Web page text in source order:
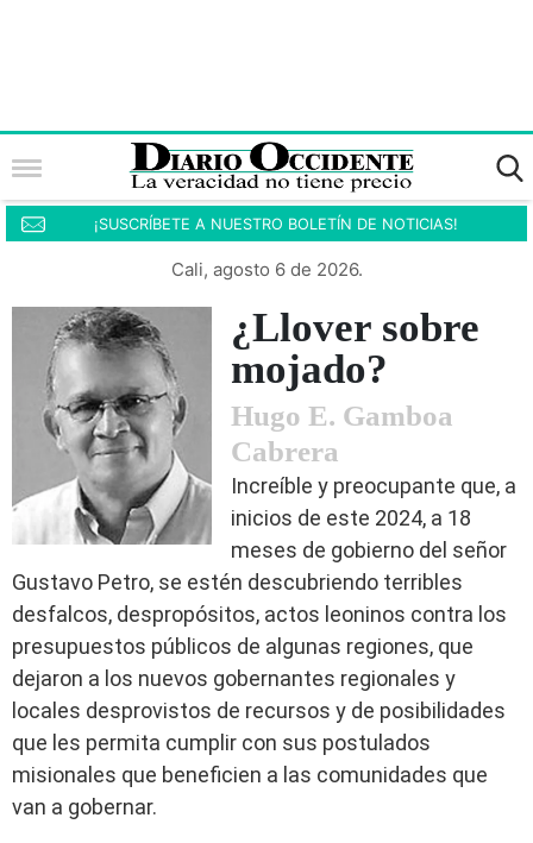
¡SUSCRÍBETE A NUESTRO BOLETÍN DE NOTICIAS!
Cali, agosto 6 de 2026.
¿Llover sobre
mojado?
Hugo E. Gamboa
Cabrera
Increíble y preocupante que, a
inicios de este 2024, a 18
meses de gobierno del señor
Gustavo Petro, se estén descubriendo terribles
desfalcos, despropósitos, actos leoninos contra los
presupuestos públicos de algunas regiones, que
dejaron a los nuevos gobernantes regionales y
locales desprovistos de recursos y de posibilidades
que les permita cumplir con sus postulados
misionales que beneficien a las comunidades que
van a gobernar.